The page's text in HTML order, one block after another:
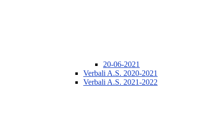
20-06-2021
Verbali A.S. 2020-2021
Verbali A.S. 2021-2022